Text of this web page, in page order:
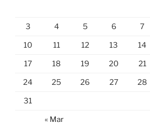
3 4 5 6 7
10 11 12 13 14
17 18 19 20 21
24 25 26 27 28
31
« Mar